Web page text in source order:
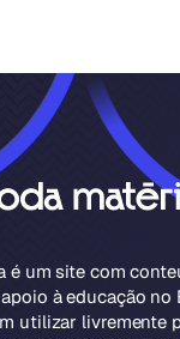
é um site com
à educação no
utilizar livremente